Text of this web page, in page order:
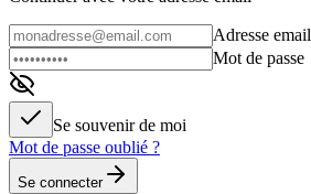
Adresse email
Mot de passe
Se souvenir de moi
Mot de passe oublié ?
Se connecter